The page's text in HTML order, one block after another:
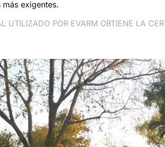
exigentes.
UTILIZADO POR EVARM OBTIENE LA